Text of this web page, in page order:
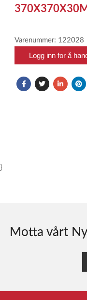
1
Varenummer: 122028
Logg inn for å
}
Motta vårt